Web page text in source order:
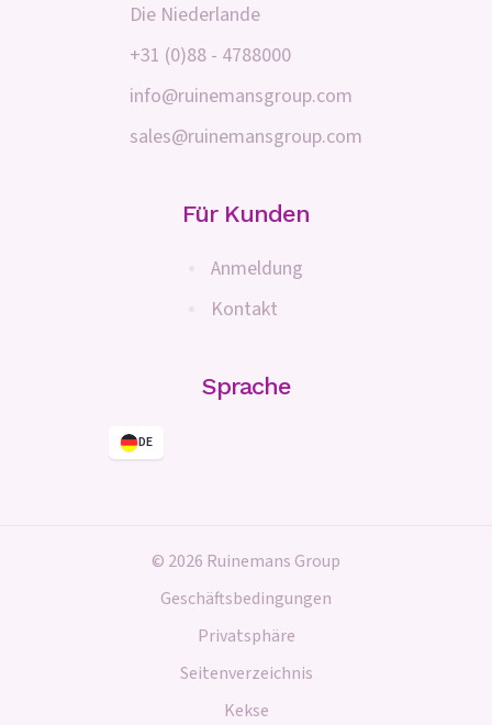
Die Niederlande
+31 (0)88 - 4788000
info@ruinemansgroup.com
sales@ruinemansgroup.com
Für Kunden
Anmeldung
Kontakt
Sprache
DE
© 2026 Ruinemans Group
Geschäftsbedingungen
Privatsphäre
Seitenverzeichnis
Kekse